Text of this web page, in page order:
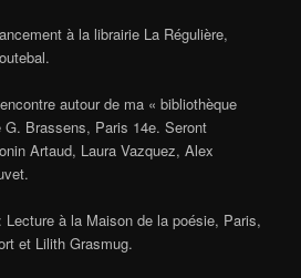
à la librairie La Régulière,
autour de ma « bibliothèque
G. Brassens, Paris 14e. Seront
Artaud, Laura Vazquez, Alex
Lecture à la Maison de la poésie, Paris,
et Lilith Grasmug.